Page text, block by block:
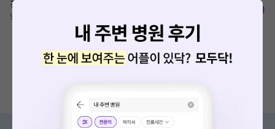
경기도 용인시 처인구 명지로40번길 4 (역북동)
명지대역 620m
복사